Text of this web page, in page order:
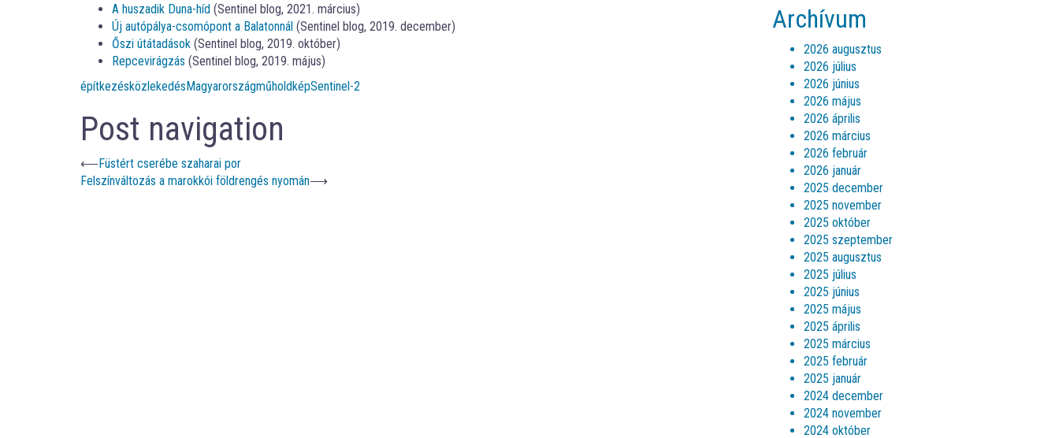
A huszadik Duna-híd (Sentinel blog, 2021. március)
Új autópálya-csomópont a Balatonnál (Sentinel blog, 2019. december)
Őszi útátadások (Sentinel blog, 2019. október)
Repcevirágzás (Sentinel blog, 2019. május)
építkezésközlekedésMagyarországműholdképSentinel-2
Post navigation
⟵Füstért cserébe szaharai por
Felszínváltozás a marokkói földrengés nyomán⟶
Archívum
2026 augusztus
2026 július
2026 június
2026 május
2026 április
2026 március
2026 február
2026 január
2025 december
2025 november
2025 október
2025 szeptember
2025 augusztus
2025 július
2025 június
2025 május
2025 április
2025 március
2025 február
2025 január
2024 december
2024 november
2024 október